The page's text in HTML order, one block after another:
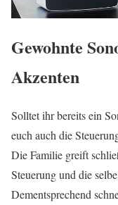
Gewohnte
Akzenten
Solltet ihr bereits ein
euch auch die
Die Familie greift
Steuerung und die
Dementsprechend